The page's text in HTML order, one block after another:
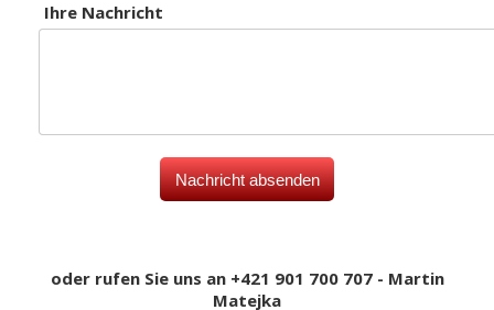
Ihre Nachricht
oder rufen Sie uns an +421 901 700 707 - Martin
Matejka